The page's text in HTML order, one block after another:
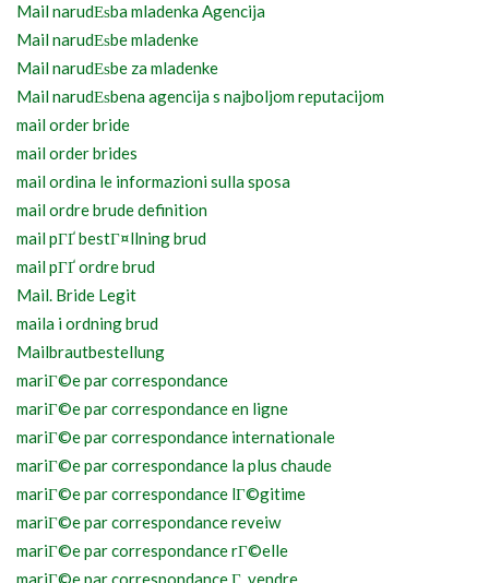
Mail narudЕѕba mladenka Agencija
Mail narudЕѕbe mladenke
Mail narudЕѕbe za mladenke
Mail narudЕѕbena agencija s najboljom reputacijom
mail order bride
mail order brides
mail ordina le informazioni sulla sposa
mail ordre brude definition
mail pГҐ bestГ¤llning brud
mail pГҐ ordre brud
Mail. Bride Legit
maila i ordning brud
Mailbrautbestellung
mariГ©e par correspondance
mariГ©e par correspondance en ligne
mariГ©e par correspondance internationale
mariГ©e par correspondance la plus chaude
mariГ©e par correspondance lГ©gitime
mariГ©e par correspondance reveiw
mariГ©e par correspondance rГ©elle
mariГ©e par correspondance Г vendre